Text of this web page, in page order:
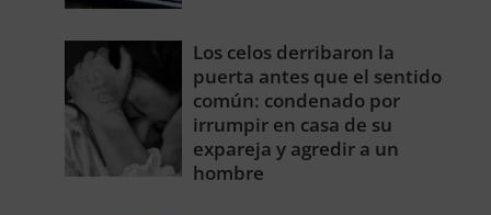
Los celos derribaron la
puerta antes que el sentido
común: condenado por
irrumpir en casa de su
expareja y agredir a un
hombre